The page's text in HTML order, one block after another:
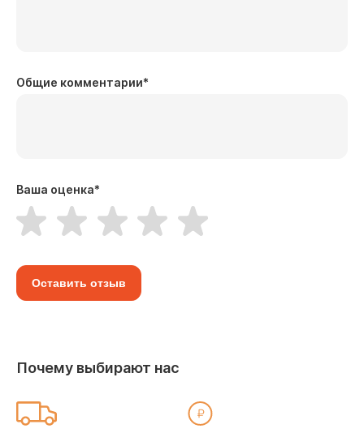
Общие комментарии*
Ваша оценка*
Оставить отзыв
Почему выбирают нас